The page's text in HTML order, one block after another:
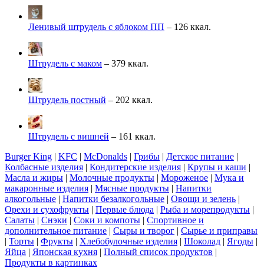
Ленивый штрудель с яблоком ПП – 126 ккал.
Штрудель с маком – 379 ккал.
Штрудель постный – 202 ккал.
Штрудель с вишней – 161 ккал.
Burger King | KFC | McDonalds | Грибы | Детское питание |
Колбасные изделия | Кондитерские изделия | Крупы и каши |
Масла и жиры | Молочные продукты | Мороженое | Мука и
макаронные изделия | Мясные продукты | Напитки
алкогольные | Напитки безалкогольные | Овощи и зелень |
Орехи и сухофрукты | Первые блюда | Рыба и морепродукты |
Салаты | Снэки | Соки и компоты | Спортивное и
дополнительное питание | Сыры и творог | Сырье и приправы
| Торты | Фрукты | Хлебобулочные изделия | Шоколад | Ягоды |
Яйца | Японская кухня | Полный список продуктов |
Продукты в картинках